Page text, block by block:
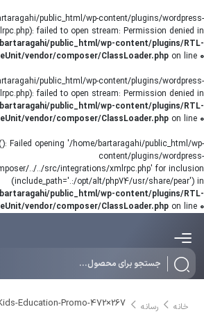
public_html/wp-content/plugins/wordpress-
failed to open stream: Permission denied in
public_html/wp-content/plugins/RTL-
vendor/composer/ClassLoader.php on line 0
public_html/wp-content/plugins/wordpress-
failed to open stream: Permission denied in
public_html/wp-content/plugins/RTL-
vendor/composer/ClassLoader.php on line 0
Failed opening '/home/bartaragahi/public_html/wp-
content/plugins/wordpress-
../../src/integrations/xmlrpc.php' for inclusion
(include_path='.:/opt/alt/php74/usr/share/pear') in
public_html/wp-content/plugins/RTL-
vendor/composer/ClassLoader.php on line 0
خانه رسانه Education-Promo-472×267